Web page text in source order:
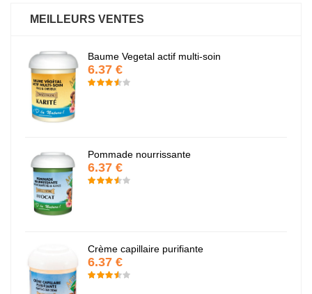
MEILLEURS VENTES
Baume Vegetal actif multi-soin
6.37 €
Pommade nourrissante
6.37 €
Crème capillaire purifiante
6.37 €